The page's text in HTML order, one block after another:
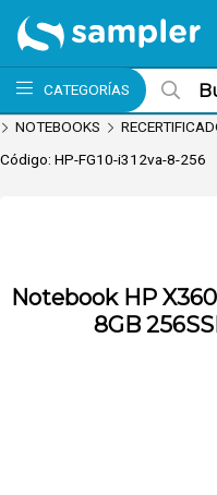
Enviar a email
CATEGORÍAS
MI
NOTEBOOKS
Código: HP-FG10-i312va-8-256
hoy. Comprando antes de
Notebook HP
8GB